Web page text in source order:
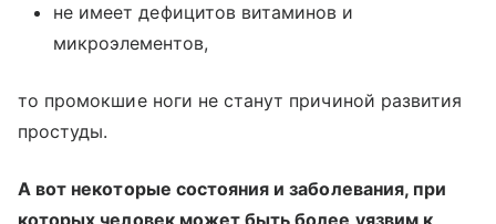
не имеет дефицитов витаминов и
микроэлементов,
то промокшие ноги не станут причиной развития
простуды.
А вот некоторые состояния и заболевания, при